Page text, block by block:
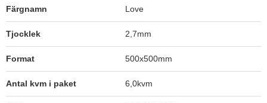
Färgnamn Love
Tjocklek 2,7mm
Format 500x500mm
Antal kvm i paket 6,0kvm